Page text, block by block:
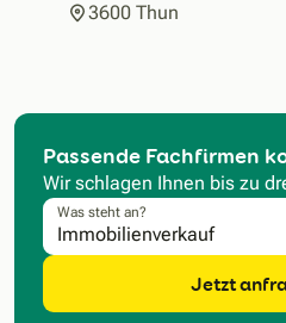
3600 Thun
Passende Fachfirmen
Wir schlagen Ihnen bis zu
Was steht an?
Jetzt